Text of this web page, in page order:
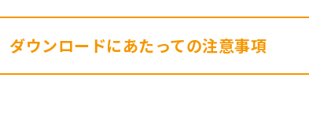
ダウンロードにあたっての注意事項